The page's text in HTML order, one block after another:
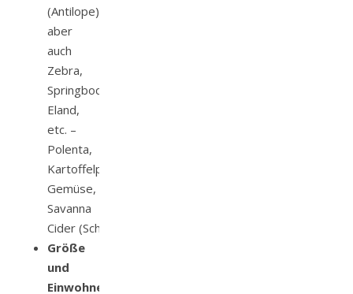
(Antilope)
aber
auch
Zebra,
Springbock,
Eland,
etc. –
Polenta,
Kartoffelpüree,
Gemüse,
Savanna
Cider (Schaumwein)
Größe
und
Einwohner: